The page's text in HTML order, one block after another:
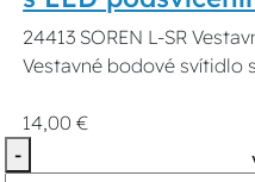
24413 SOREN L-SR
Vestavné bodové svítidlo
14,00 €
-